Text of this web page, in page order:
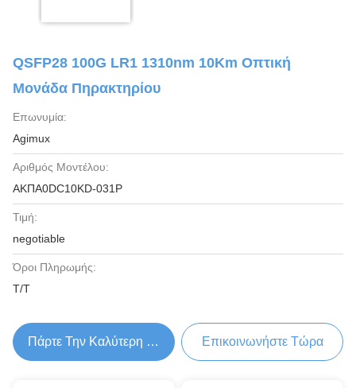
QSFP28 100G LR1 1310nm 10Km Οπτική
Μονάδα Πηρακτηρίου
Επωνυμία:
Agimux
Αριθμός Μοντέλου:
ΑΚΠΑ0DC10KD-031P
Τιμή:
negotiable
Όροι Πληρωμής:
Τ/Τ
Πάρτε Την Καλύτερη Τιμή Επικοινωνήστε Τώρα